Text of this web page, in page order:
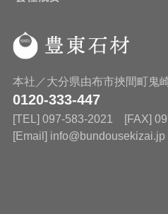
本社／大分県由布市挾間町鬼
0120-333-447
[TEL] 097-583-2021 [FAX]
[Email] info@bundousekizai.jp